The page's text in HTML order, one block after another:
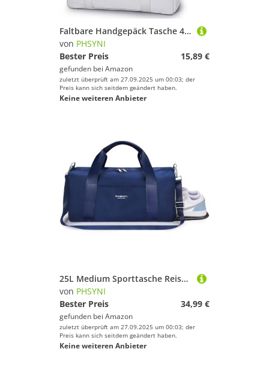
Faltbare Handgepäck Tasche 45 x 19 x 35 cm,26 L Leichter Flugzeug Reisetasche,Sporttasche Krankenhaustasche Weekendertasche(Grau)
von PHSYNI
Bester Preis
15,89 €
gefunden bei Amazon
zuletzt überprüft am 27.09.2025 um 00:03; der
Preis kann sich seitdem geändert haben.
Keine weiteren Anbieter
25L Medium Sporttasche Reisetasche für Damen und Herren,wasserdichte Handgepäcktasche,Trainingstasche für Reisen Schwimmenmit Schuhfach und Nassfach,Griff aus PU Leder (Marine,19 Mittelgroße Größe)
von PHSYNI
Bester Preis
34,99 €
gefunden bei Amazon
zuletzt überprüft am 27.09.2025 um 00:03; der
Preis kann sich seitdem geändert haben.
Keine weiteren Anbieter